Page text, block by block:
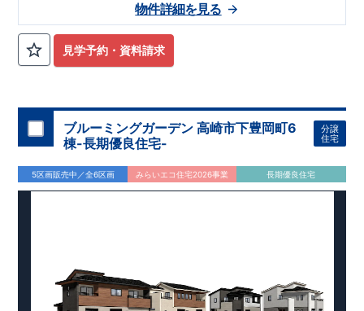
見学予約・資料請求
物件詳細を見る
ブルーミングガーデン 高崎市下豊岡町6
棟-長期優良住宅-
分譲
住宅
5区画販売中／全6区画 みらいエコ住宅2026事業 長期優良住宅